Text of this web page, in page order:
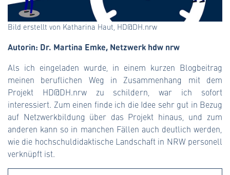
Bild erstellt von Katharina Haut, HD@DH.nrw
Autorin: Dr. Martina Emke, Netzwerk hdw nrw
Als ich eingeladen wurde, in einem kurzen Blogbeitrag
meinen beruflichen Weg in Zusammenhang mit dem
Projekt HD@DH.nrw zu schildern, war ich sofort
interessiert. Zum einen finde ich die Idee sehr gut in Bezug
auf Netzwerkbildung über das Projekt hinaus, und zum
anderen kann so in manchen Fällen auch deutlich werden,
wie die hochschuldidaktische Landschaft in NRW personell
verknüpft ist.